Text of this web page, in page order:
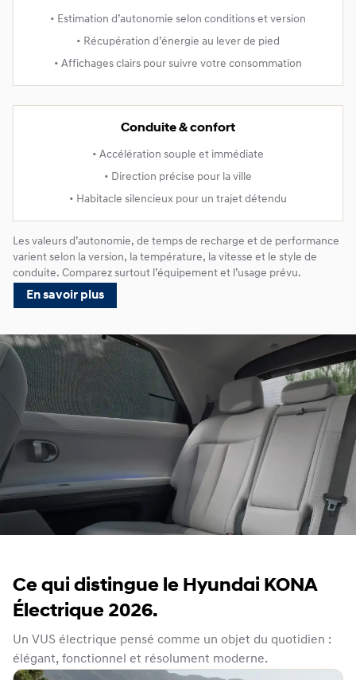
• Estimation d’autonomie selon conditions et version
• Récupération d’énergie au lever de pied
• Affichages clairs pour suivre votre consommation
Conduite & confort
• Accélération souple et immédiate
• Direction précise pour la ville
• Habitacle silencieux pour un trajet détendu
Les valeurs d’autonomie, de temps de recharge et de performance
varient selon la version, la température, la vitesse et le style de
conduite. Comparez surtout l’équipement et l’usage prévu.
En savoir plus
Ce qui distingue le Hyundai KONA
Électrique 2026.
Un VUS électrique pensé comme un objet du quotidien :
élégant, fonctionnel et résolument moderne.